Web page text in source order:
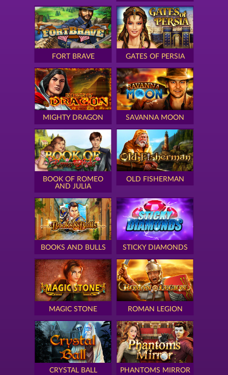
FORT BRAVE GATES OF PERSIA
MIGHTY DRAGON SAVANNA MOON
BOOK OF ROMEO
AND JULIA
OLD FISHERMAN
BOOKS AND BULLS STICKY DIAMONDS
MAGIC STONE ROMAN LEGION
CRYSTAL BALL PHANTOMS MIRROR